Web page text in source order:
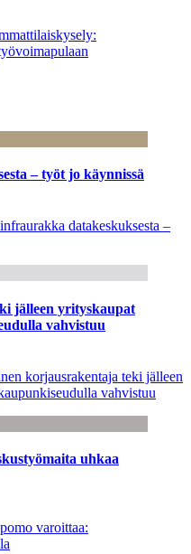
– työt jo käynnissä
datakeskuksesta –
jälleen yrityskaupat
vahvistuu
korjausrakentaja teki jälleen
vahvistuu
uhkaa
varoittaa: